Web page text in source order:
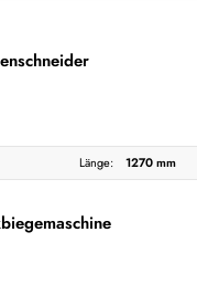
Länge: 1270 mm